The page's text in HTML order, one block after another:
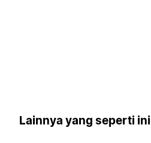
Lainnya yang seperti ini